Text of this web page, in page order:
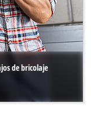
de bricolaje